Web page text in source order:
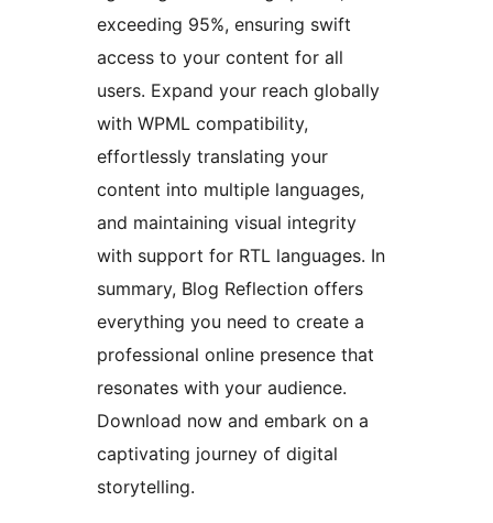
exceeding 95%, ensuring swift
access to your content for all
users. Expand your reach globally
with WPML compatibility,
effortlessly translating your
content into multiple languages,
and maintaining visual integrity
with support for RTL languages. In
summary, Blog Reflection offers
everything you need to create a
professional online presence that
resonates with your audience.
Download now and embark on a
captivating journey of digital
storytelling.